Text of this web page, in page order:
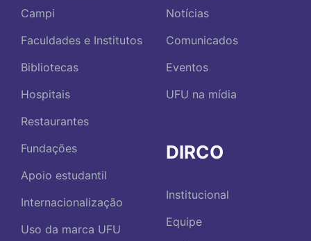
Campi
Faculdades e Institutos
Bibliotecas
Hospitais
Restaurantes
Fundações
Apoio estudantil
Internacionalização
Uso da marca UFU
Notícias
Comunicados
Eventos
UFU na mídia
DIRCO
Institucional
Equipe